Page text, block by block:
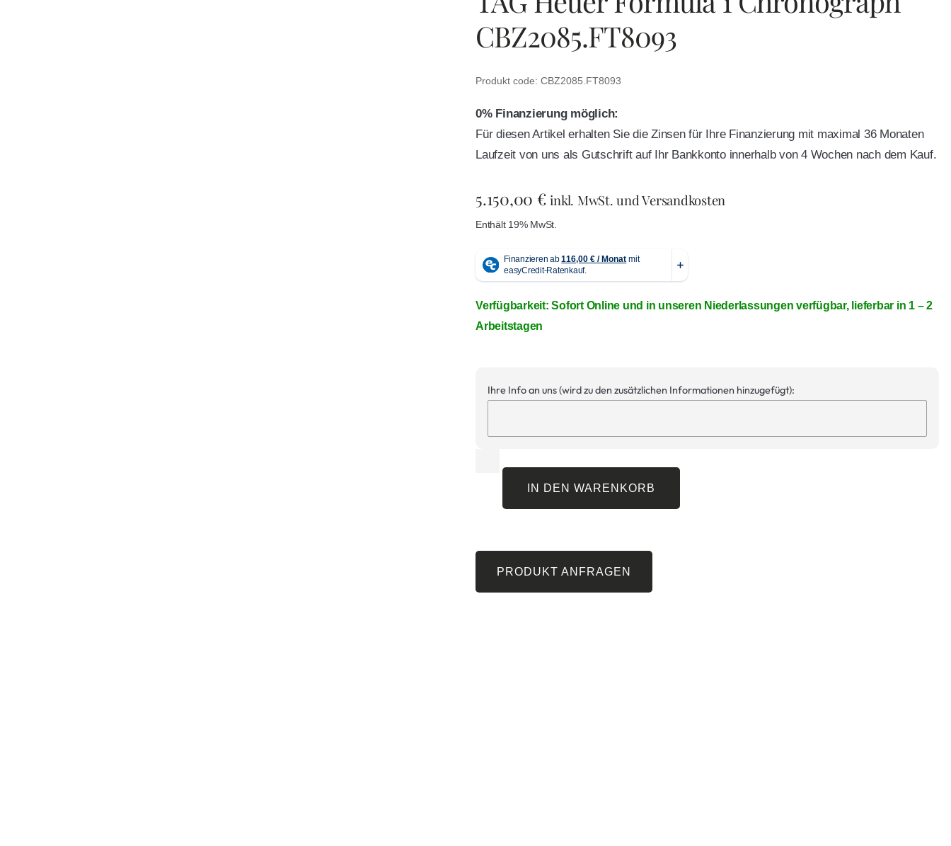
CBZ2085.FT8093
Produkt code: CBZ2085.FT8093
0% Finanzierung möglich:
Für diesen Artikel erhalten Sie die Zinsen für Ihre Finanzierung mit maximal 36 Monaten
Laufzeit von uns als Gutschrift auf Ihr Bankkonto innerhalb von 4 Wochen nach dem Kauf.
5.150,00 € inkl. MwSt. und Versandkosten
Enthält 19% MwSt.
Verfügbarkeit: Sofort Online und in unseren Niederlassungen verfügbar, lieferbar in 1 – 2
Arbeitstagen
Ihre Info an uns (wird zu den zusätzlichen Informationen hinzugefügt):
IN DEN WARENKORB
PRODUKT ANFRAGEN